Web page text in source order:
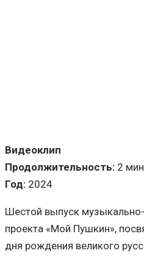
Видеоклип
Продолжительность: 2
Год: 2024
Шестой выпуск
проекта «Мой Пушкин»,
дня рождения великого